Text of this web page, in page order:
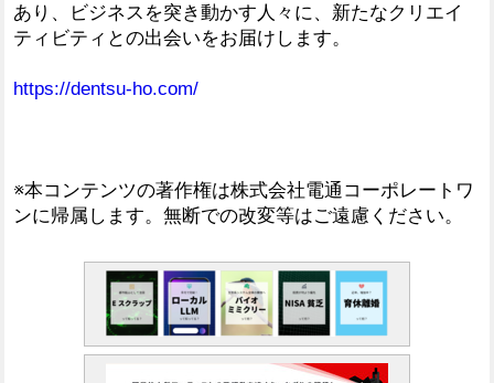
あり、ビジネスを突き動かす人々に、新たなクリエイ
ティビティとの出会いをお届けします。
https://dentsu-ho.com/
※本コンテンツの著作権は株式会社電通コーポレートワ
ンに帰属します。無断での改変等はご遠慮ください。